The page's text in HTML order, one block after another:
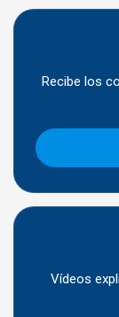
Recibe los
Vídeos